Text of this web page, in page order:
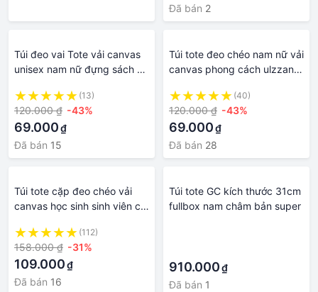
Đã bán 2
Túi đeo vai Tote vải canvas
unisex nam nữ đựng sách a4
rẻ - xuongmaitnt
(13)
120.000 ₫ -43%
69.000₫
Đã bán 15
Túi tote đeo chéo nam nữ vải
canvas phong cách ulzzang
15inch đi học -
XUONGMAITNT
(40)
120.000 ₫ -43%
69.000₫
Đã bán 28
Túi tote cặp đeo chéo vải
canvas học sinh sinh viên cỡ
unisex nam nữ Hàn Quốc
(112)
158.000 ₫ -31%
109.000₫
Đã bán 16
Túi tote GC kích thước 31cm
fullbox nam châm bản super
910.000₫
Đã bán 1